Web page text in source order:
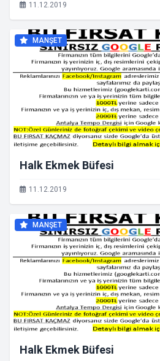
11.12.2019
MANŞET
Halk Ekmek Büfesi
11.12.2019
MANŞET
Halk Ekmek Büfesi